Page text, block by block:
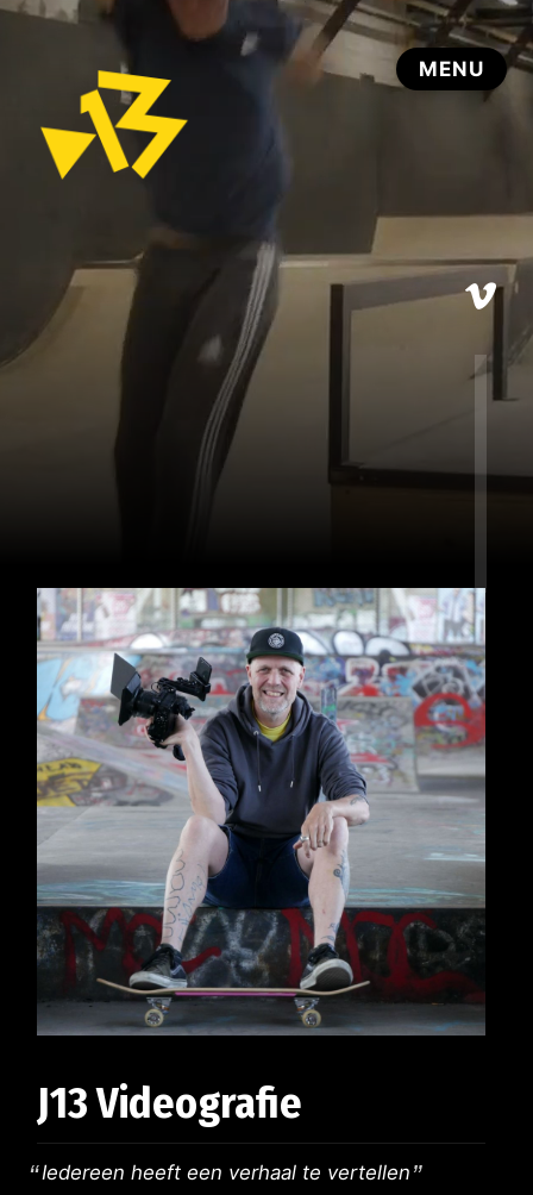
J13 Videografie
Iedereen heeft een verhaal te vertellen